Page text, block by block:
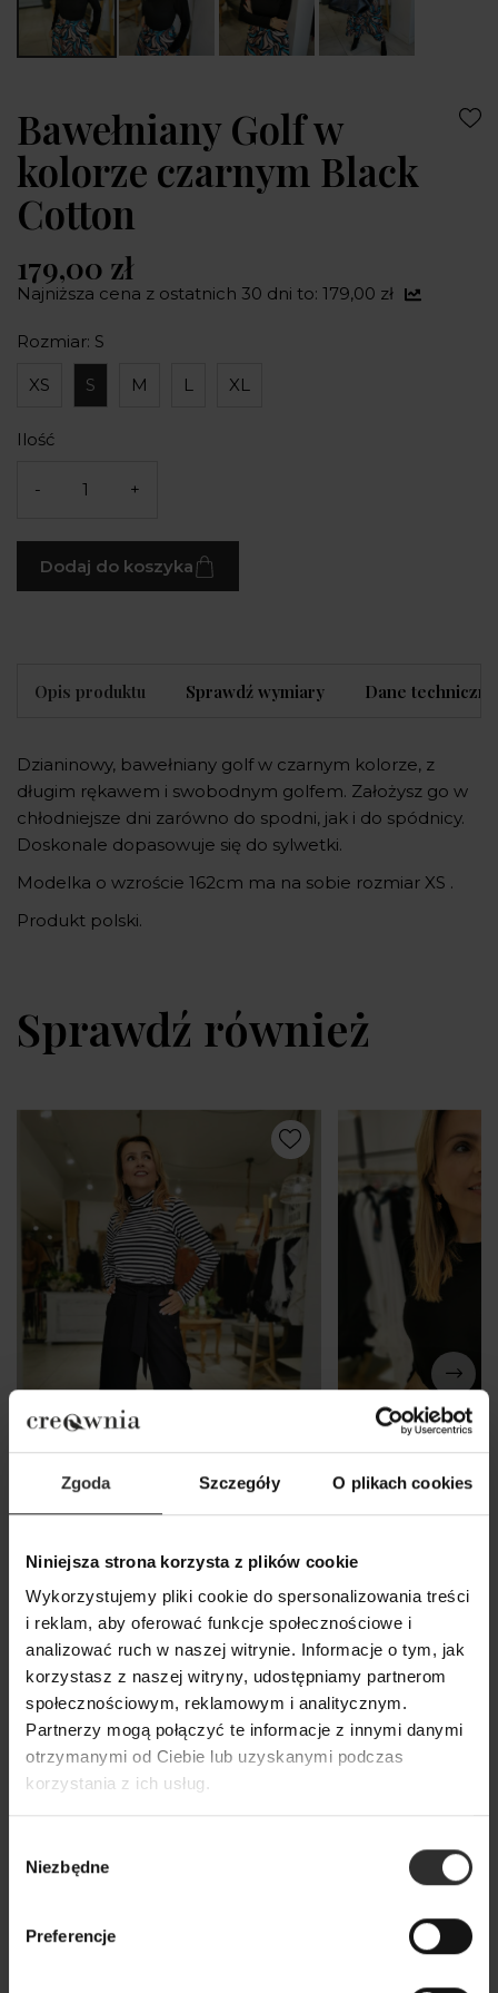
Zgoda Szczegóły O plikach cookies
Niniejsza strona korzysta z plików cookie
Wykorzystujemy pliki cookie do spersonalizowania treści
i reklam, aby oferować funkcje społecznościowe i
analizować ruch w naszej witrynie. Informacje o tym, jak
korzystasz z naszej witryny, udostępniamy partnerom
społecznościowym, reklamowym i analitycznym.
Partnerzy mogą połączyć te informacje z innymi danymi
otrzymanymi od Ciebie lub uzyskanymi podczas
korzystania z ich usług.
zgody
Niezbędne
Preferencje
Bawełniany Golf w
kolorze czarnym Black
Cotton
179,00 zł
Najniższa cena z ostatnich 30 dni to: 179,00 zł
Rozmiar: S
XS S M L XL
Ilość
- +
Dodaj do koszyka
Opis produktu Sprawdź wymiary Dane techniczne
Dzianinowy, bawełniany golf w czarnym kolorze, z
długim rękawem i swobodnym golfem. Założysz go w
chłodniejsze dni zarówno do spodni, jak i do spódnicy.
Doskonale dopasowuje się do sylwetki.
Modelka o wzroście 162cm ma na sobie rozmiar XS .
Produkt polski.
Sprawdź również
długości midi z wysokim stanem
Midi Black
269,00 zł
długim
Black
179,00 zł
Popularne produkty
Wybrane dla Ciebie z sercem i charakterem
Wszystkie produkty